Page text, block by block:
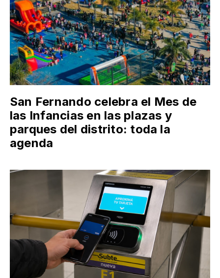
San Fernando celebra el Mes de
las Infancias en las plazas y
parques del distrito: toda la
agenda